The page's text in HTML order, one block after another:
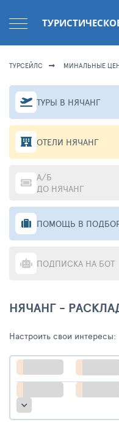
ТУРСЕЙЛС МИНАЛЬНЫЕ
ТУРЫ В НЯЧАНГ
ОТЕЛИ НЯЧАНГ
А/Б
ДО НЯЧАНГ
ПОМОЩЬ В
ПОДПИСКА НА БОТ
НЯЧАНГ -
Настроить свои интересы: